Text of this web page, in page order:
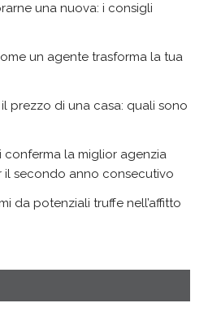
una nuova: i consigli
un agente trasforma la tua
prezzo di una casa: quali sono
conferma la miglior agenzia
il secondo anno consecutivo
da potenziali truffe nell’affitto